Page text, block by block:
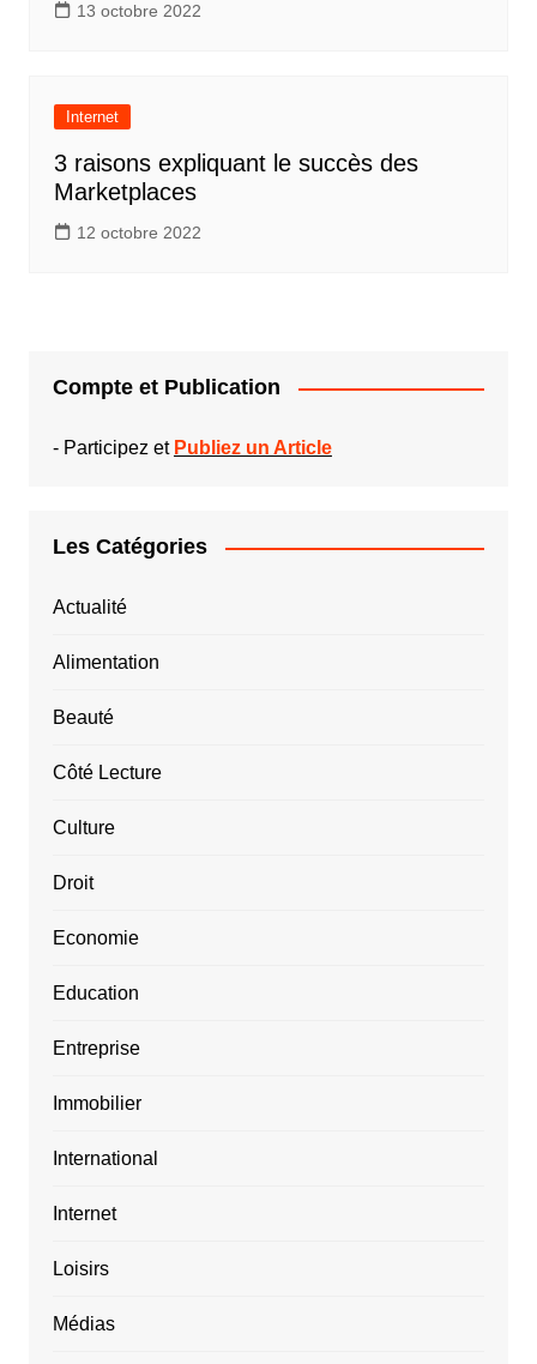
13 octobre 2022
Internet
3 raisons expliquant le succès des
Marketplaces
12 octobre 2022
Compte et Publication
- Participez et Publiez un Article
Les Catégories
Actualité
Alimentation
Beauté
Côté Lecture
Culture
Droit
Economie
Education
Entreprise
Immobilier
International
Internet
Loisirs
Médias